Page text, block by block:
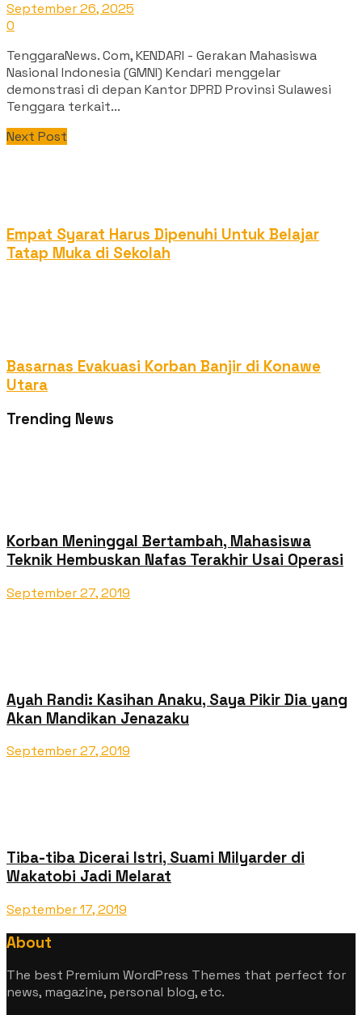
September 26, 2025
0
‎TenggaraNews. Com, KENDARI - Gerakan Mahasiswa
Nasional Indonesia (GMNI) Kendari menggelar
demonstrasi di depan Kantor DPRD Provinsi Sulawesi
Tenggara terkait...
Next Post
Empat Syarat Harus Dipenuhi Untuk Belajar
Tatap Muka di Sekolah
Basarnas Evakuasi Korban Banjir di Konawe
Utara
Trending News
Korban Meninggal Bertambah, Mahasiswa
Teknik Hembuskan Nafas Terakhir Usai Operasi
September 27, 2019
Ayah Randi: Kasihan Anaku, Saya Pikir Dia yang
Akan Mandikan Jenazaku
September 27, 2019
Tiba-tiba Dicerai Istri, Suami Milyarder di
Wakatobi Jadi Melarat
September 17, 2019
About
The best Premium WordPress Themes that perfect for
news, magazine, personal blog, etc.